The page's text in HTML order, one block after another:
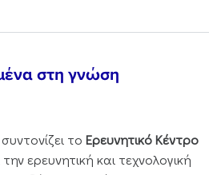
στη γνώση
το Ερευνητικό Κέντρο
ερευνητική και τεχνολογική